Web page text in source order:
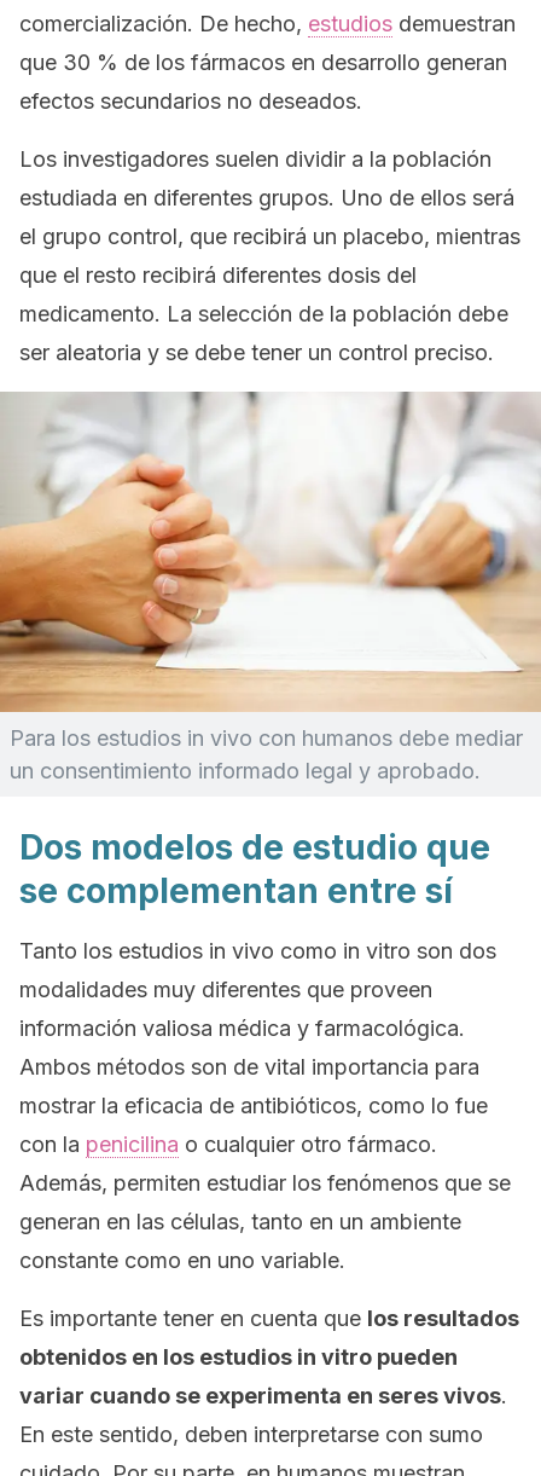
comercialización. De hecho, estudios demuestran
que 30 % de los fármacos en desarrollo generan
efectos secundarios no deseados.
Los investigadores suelen dividir a la población
estudiada en diferentes grupos. Uno de ellos será
el grupo control, que recibirá un placebo, mientras
que el resto recibirá diferentes dosis del
medicamento. La selección de la población debe
ser aleatoria y se debe tener un control preciso.
Para los estudios in vivo con humanos debe mediar
un consentimiento informado legal y aprobado.
Dos modelos de estudio que
se complementan entre sí
Tanto los estudios in vivo como in vitro son dos
modalidades muy diferentes que proveen
información valiosa médica y farmacológica.
Ambos métodos son de vital importancia para
mostrar la eficacia de antibióticos, como lo fue
con la penicilina o cualquier otro fármaco.
Además, permiten estudiar los fenómenos que se
generan en las células, tanto en un ambiente
constante como en uno variable.
Es importante tener en cuenta que los resultados
obtenidos en los estudios in vitro pueden
variar cuando se experimenta en seres vivos.
En este sentido, deben interpretarse con sumo